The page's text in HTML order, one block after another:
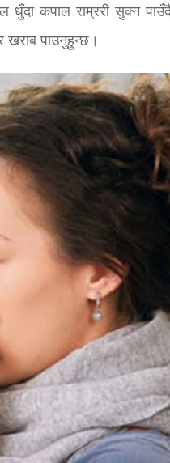
धुँदा कपाल राम्ररी सुक्न
पाउनुहुन्छ।